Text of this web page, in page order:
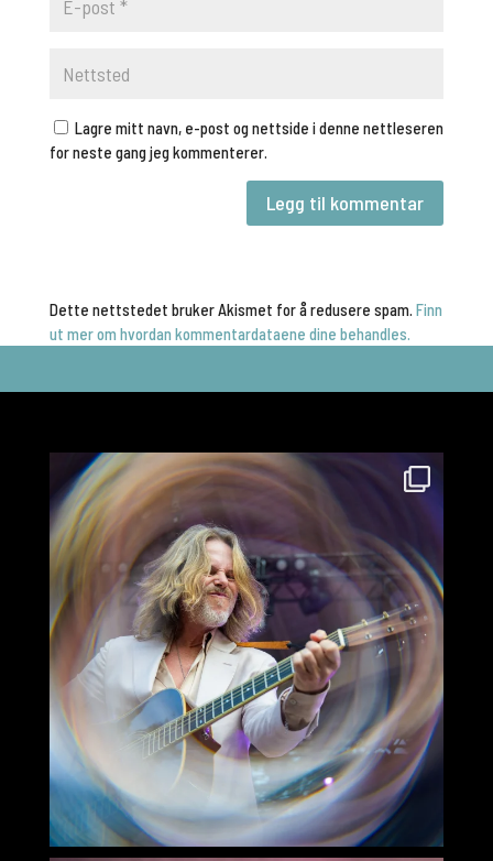
Lagre mitt navn, e-post og nettside i denne nettleseren
for neste gang jeg kommenterer.
Dette nettstedet bruker Akismet for å redusere spam. Finn
ut mer om hvordan kommentardataene dine behandles.